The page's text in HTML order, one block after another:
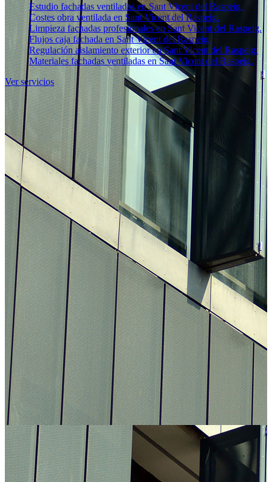
Estudio fachadas ventiladas en Sant Vicent del Raspeig.
Costes obra ventilada en Sant Vicent del Raspeig.
Limpieza fachadas profesionales en Sant Vicent del Raspeig.
Flujos caja fachada en Sant Vicent del Raspeig.
Regulación aislamiento exterior en Sant Vicent del Raspeig.
Materiales fachadas ventiladas en Sant Vicent del Raspeig.
Ver servicios